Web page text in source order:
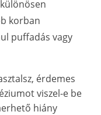
korban
puffadás vagy
érdemes
viszel-e be
hiány